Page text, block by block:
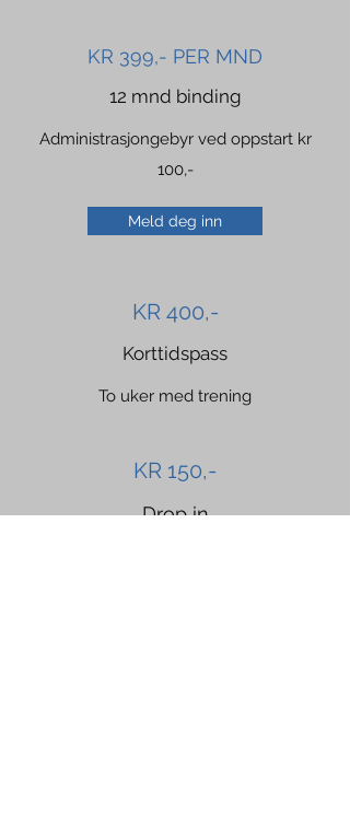
KR 399,- PER MND
12 mnd binding
Administrasjongebyr ved oppstart kr
100,-
Meld deg inn
KR 400,-
Korttidspass
To uker med trening
KR 150,-
Drop in